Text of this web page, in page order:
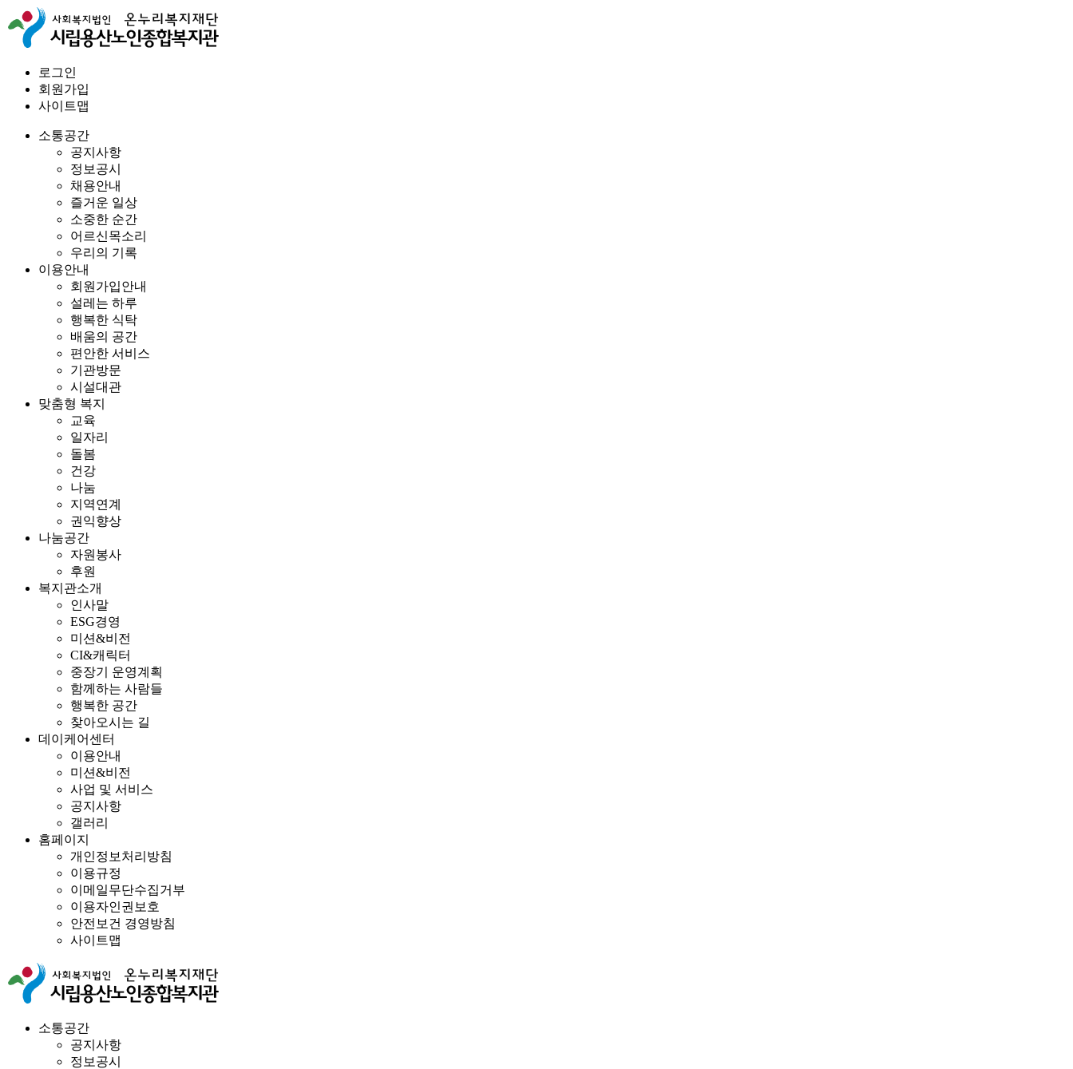
로그인
회원가입
사이트맵
소통공간
공지사항
정보공시
채용안내
즐거운 일상
소중한 순간
어르신목소리
우리의 기록
이용안내
회원가입안내
설레는 하루
행복한 식탁
배움의 공간
편안한 서비스
기관방문
시설대관
맞춤형 복지
교육
일자리
돌봄
건강
나눔
지역연계
권익향상
나눔공간
자원봉사
후원
복지관소개
인사말
ESG경영
미션&비전
CI&캐릭터
중장기 운영계획
함께하는 사람들
행복한 공간
찾아오시는 길
데이케어센터
이용안내
미션&비전
사업 및 서비스
공지사항
갤러리
홈페이지
개인정보처리방침
이용규정
이메일무단수집거부
이용자인권보호
안전보건 경영방침
사이트맵
소통공간
공지사항
정보공시